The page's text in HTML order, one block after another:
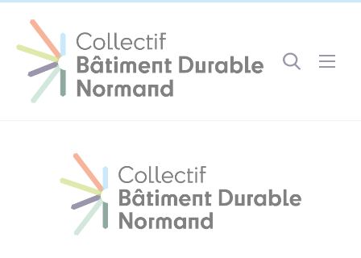
Gestion des couleurs :
Inactif
Interlignage :
Par défaut
Augmenté
Alignement du texte :
Cookies management panel